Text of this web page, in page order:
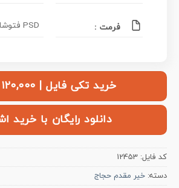
فرمت : PSD فتوشاپ
خرید تکی فایل | ۱۲۰,۰۰۰ تومان
دانلود رایگان با خرید
کد فایل: 12453
دسته: خیر مقدم حجاج